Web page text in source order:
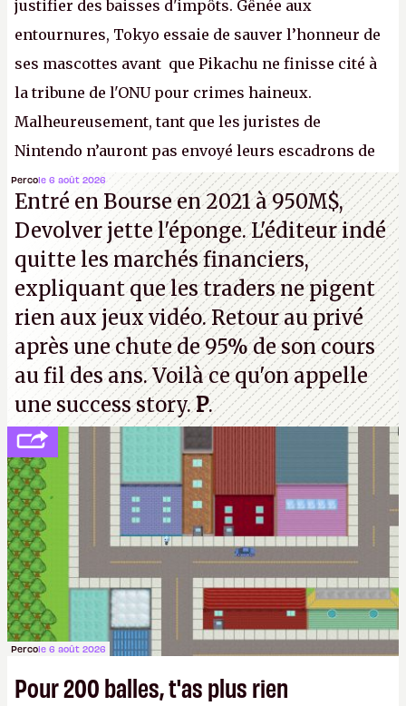
justifier des baisses d'impôts. Gênée aux
entournures, Tokyo essaie de sauver l’honneur de
ses mascottes avant que Pikachu ne finisse cité à
la tribune de l'ONU pour crimes haineux.
Malheureusement, tant que les juristes de
Nintendo n’auront pas envoyé leurs escadrons de
la mort judiciaires pour distribuer du copyright
strike à tour de bras, l'Oncle Sam continuera
d'étaler sa confiture intellectuelle sur vos
souvenirs d'enfance.P.
Percole 6 août 2026
Entré en Bourse en 2021 à 950M$,
Devolver jette l'éponge. L'éditeur indé
quitte les marchés financiers,
expliquant que les traders ne pigent
rien aux jeux vidéo. Retour au privé
après une chute de 95% de son cours
au fil des ans. Voilà ce qu'on appelle
une success story.P.
Percole 6 août 2026
Pour 200 balles, t'as plus rien